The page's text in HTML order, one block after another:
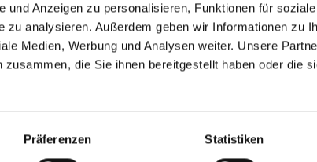
und Anzeigen zu personalisieren, Funktionen für
zu analysieren. Außerdem geben wir Informationen zu
Medien, Werbung und Analysen weiter. Unsere
die Sie ihnen bereitgestellt haben oder die
Präferenzen Statistiken